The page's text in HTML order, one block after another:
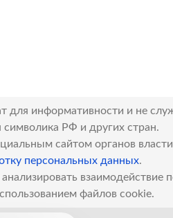
для информативности и не
символика РФ и других стран.
сайтом органов
персональных данных.
взаимодействие
файлов cookie.